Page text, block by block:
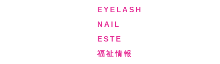
EYELASH
NAIL
ESTE
福祉情報